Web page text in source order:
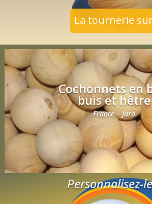
La tournerie
Cochonnets en
buis et hêtre
France – Jura
Personnalisez-